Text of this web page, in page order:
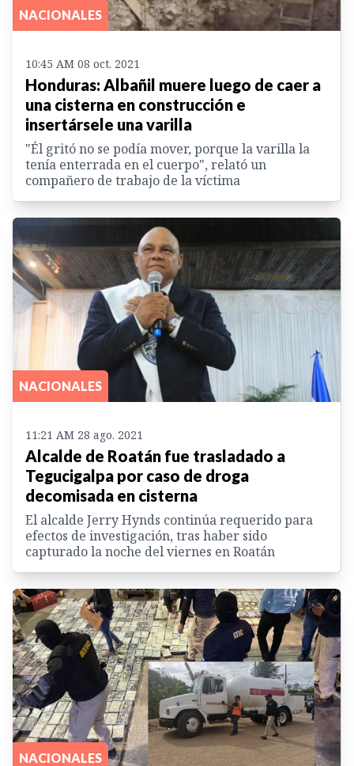
NACIONALES
10:45 AM 08 oct. 2021
Honduras: Albañil muere luego de caer a
una cisterna en construcción e
insertársele una varilla
"Él gritó no se podía mover, porque la varilla la
tenía enterrada en el cuerpo", relató un
compañero de trabajo de la víctima
NACIONALES
11:21 AM 28 ago. 2021
Alcalde de Roatán fue trasladado a
Tegucigalpa por caso de droga
decomisada en cisterna
El alcalde Jerry Hynds continúa requerido para
efectos de investigación, tras haber sido
capturado la noche del viernes en Roatán
NACIONALES